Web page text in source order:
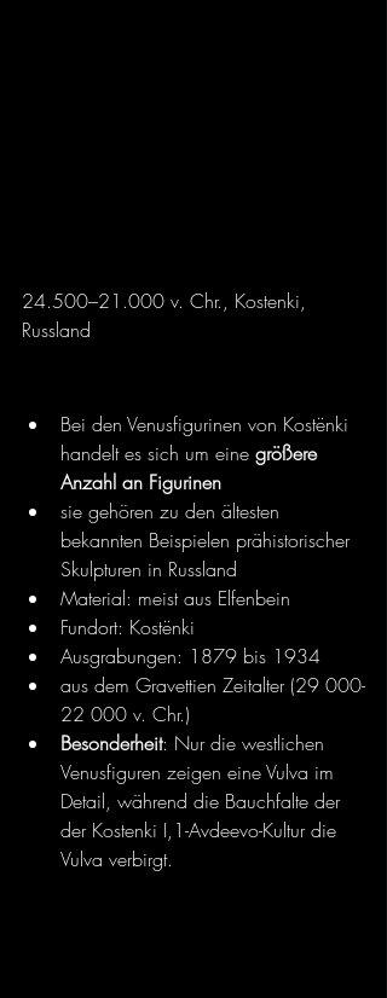
24.500–21.000 v. Chr., Kostenki,
Russland
Bei den Venusfigurinen von Kostënki
handelt es sich um eine größere
Anzahl an Figurinen
sie gehören zu den ältesten
bekannten Beispielen prähistorischer
Skulpturen in Russland
Material: meist aus Elfenbein
Fundort: Kostënki
Ausgrabungen: 1879 bis 1934
aus dem Gravettien Zeitalter (29 000-
22 000 v. Chr.)
Besonderheit: Nur die westlichen
Venusfiguren zeigen eine Vulva im
Detail, während die Bauchfalte der
der Kostenki I,1-Avdeevo-Kultur die
Vulva verbirgt.